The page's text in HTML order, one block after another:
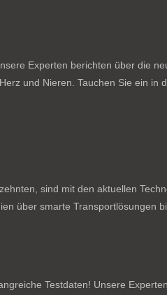
Experten berichten über die
und Nieren. Tauchen Sie ein
sind mit den aktuellen
über smarte Transportlösungen
Testdaten! Unsere